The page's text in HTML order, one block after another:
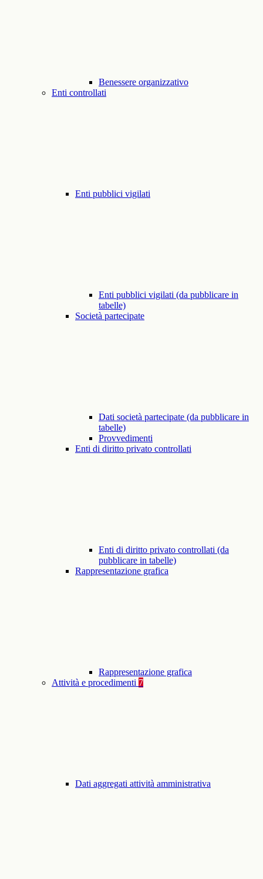
Benessere organizzativo
Enti controllati
Enti pubblici vigilati
Enti pubblici vigilati (da pubblicare in
tabelle)
Società partecipate
Dati società partecipate (da pubblicare in
tabelle)
Provvedimenti
Enti di diritto privato controllati
Enti di diritto privato controllati (da
pubblicare in tabelle)
Rappresentazione grafica
Rappresentazione grafica
Attività e procedimenti 7
Dati aggregati attività amministrativa